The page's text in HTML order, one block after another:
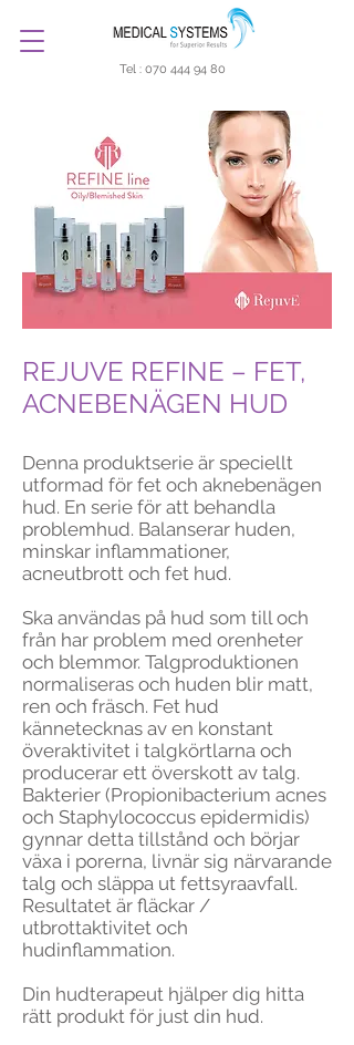
Tel : 070 444 94 80
REJUVE REFINE – FET,
ACNEBENÄGEN HUD
Denna produktserie är speciellt
utformad för fet och aknebenägen
hud. En serie för att behandla
problemhud. Balanserar huden,
minskar inflammationer,
acneutbrott och fet hud.
Ska användas på hud som till och
från har problem med orenheter
och blemmor. Talgproduktionen
normaliseras och huden blir matt,
ren och fräsch. Fet hud
kännetecknas av en konstant
överaktivitet i talgkörtlarna och
producerar ett överskott av talg.
Bakterier (Propionibacterium acnes
och Staphylococcus epidermidis)
gynnar detta tillstånd och börjar
växa i porerna, livnär sig närvarande
talg och släppa ut fettsyraavfall.
Resultatet är fläckar /
utbrottaktivitet och
hudinflammation.
Din hudterapeut hjälper dig hitta
rätt produkt för just din hud.